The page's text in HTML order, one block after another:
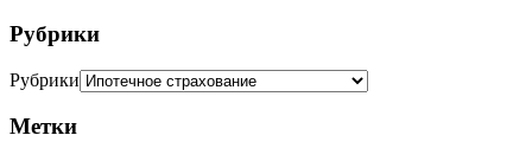
Рубрики
Рубрики
Метки